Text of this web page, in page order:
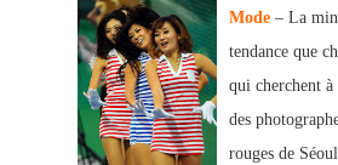
Mode – La
tendance que
qui cherchent
des
rouges de